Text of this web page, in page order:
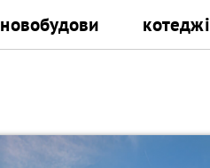
новобудови котеджі